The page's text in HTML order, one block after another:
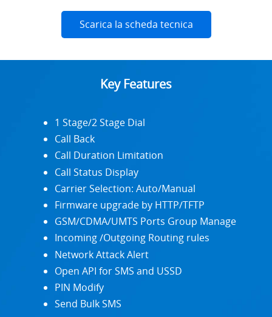
Scarica la scheda tecnica
Key Features
1 Stage/2 Stage Dial
Call Back
Call Duration Limitation
Call Status Display
Carrier Selection: Auto/Manual
Firmware upgrade by HTTP/TFTP
GSM/CDMA/UMTS Ports Group Manage
Incoming /Outgoing Routing rules
Network Attack Alert
Open API for SMS and USSD
PIN Modify
Send Bulk SMS